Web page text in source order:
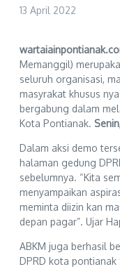
13 April 2022
Memanggil)
seluruh organisasi,
masyrakat khusus
bergabung dalam
Kota Pontianak.
Dalam aksi demo
halaman gedung
sebelumnya. “Kita
menyampaikan
meminta diizin kan
depan pagar”. Ujar
ABKM juga berhasil
DPRD kota